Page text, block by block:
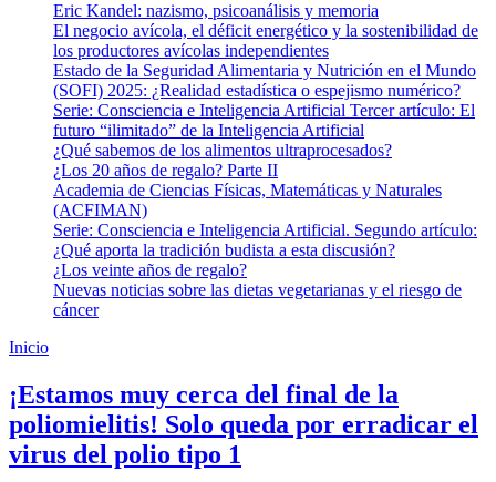
Eric Kandel: nazismo, psicoanálisis y memoria
El negocio avícola, el déficit energético y la sostenibilidad de
los productores avícolas independientes
Estado de la Seguridad Alimentaria y Nutrición en el Mundo
(SOFI) 2025: ¿Realidad estadística o espejismo numérico?
Serie: Consciencia e Inteligencia Artificial Tercer artículo: El
futuro “ilimitado” de la Inteligencia Artificial
¿Qué sabemos de los alimentos ultraprocesados?
¿Los 20 años de regalo? Parte II
Academia de Ciencias Físicas, Matemáticas y Naturales
(ACFIMAN)
Serie: Consciencia e Inteligencia Artificial. Segundo artículo:
¿Qué aporta la tradición budista a esta discusión?
¿Los veinte años de regalo?
Nuevas noticias sobre las dietas vegetarianas y el riesgo de
cáncer
Inicio
¡Estamos muy cerca del final de la
poliomielitis! Solo queda por erradicar el
virus del polio tipo 1